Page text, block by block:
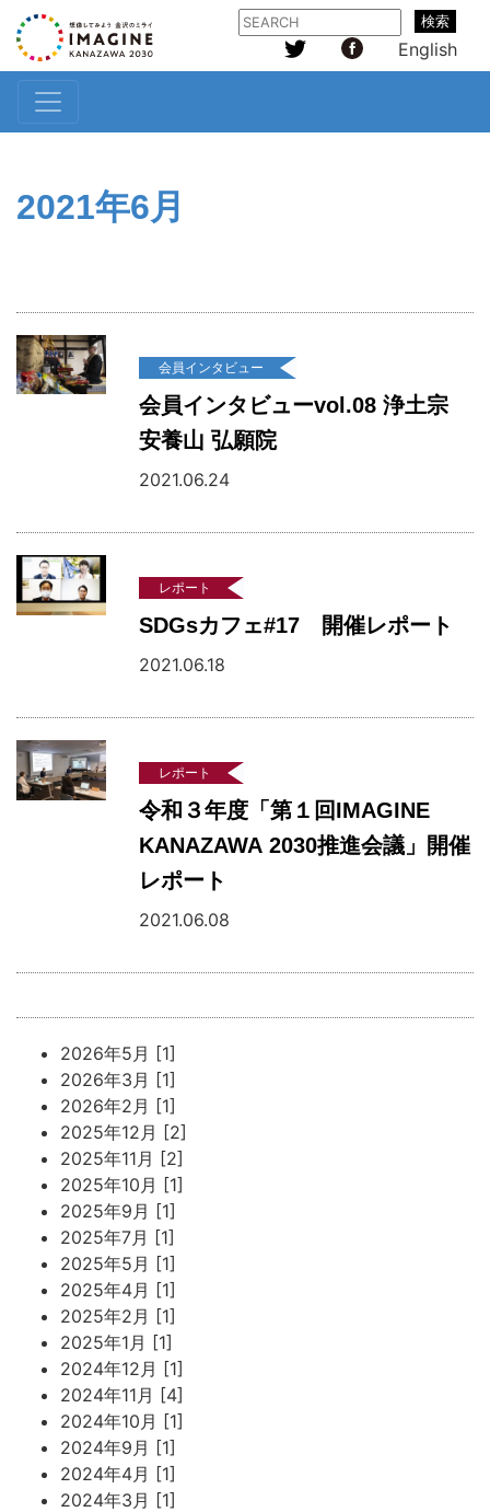
検索
English
2021年6月
会員インタビュー
会員インタビューvol.08 浄土宗
安養山 弘願院
2021.06.24
レポート
SDGsカフェ#17 開催レポート
2021.06.18
レポート
令和３年度「第１回IMAGINE
KANAZAWA 2030推進会議」開催
レポート
2021.06.08
2026年5月 [1]
2026年3月 [1]
2026年2月 [1]
2025年12月 [2]
2025年11月 [2]
2025年10月 [1]
2025年9月 [1]
2025年7月 [1]
2025年5月 [1]
2025年4月 [1]
2025年2月 [1]
2025年1月 [1]
2024年12月 [1]
2024年11月 [4]
2024年10月 [1]
2024年9月 [1]
2024年4月 [1]
2024年3月 [1]